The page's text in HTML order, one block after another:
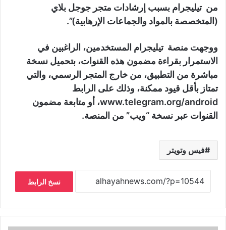
من تيليجرام بسبب إرشادات متجر جوجل بلاي
(المتخصصة بالمواد والجماعات الإرهابية)”.
ووجهت منصة تيليجرام المستخدمين، الراغبين في
الاستمرار بقراءة مضمون هذه القنوات، بتحميل نسخة
مباشرة من التطبيق، من خارج المتجر الرسمي، والتي
تمتاز بأقل قيود ممكنة، وذلك على الرابط
www.telegram.org/android، أو متابعة مضمون
القنوات عبر نسخة “ويب” من المنصة.
فيس وتويتر
نسخ الرابط